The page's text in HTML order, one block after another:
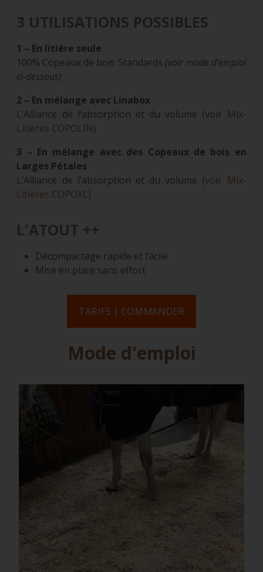
3 UTILISATIONS POSSIBLES
1 – En litière seule
100% Copeaux de bois Standards (voir mode d’emploi
ci-dessous)
2 – En mélange avec Linabox
L’Alliance de l’absorption et du volume (voir Mix-
Litières COPOLIN)
3 – En mélange avec des Copeaux de bois en
Larges Pétales
L’Alliance de l’absorption et du volume (voir Mix-
Litières COPOXL)
L'ATOUT ++
Décompactage rapide et facile
Mise en place sans effort
TARIFS | COMMANDER
Mode d'emploi